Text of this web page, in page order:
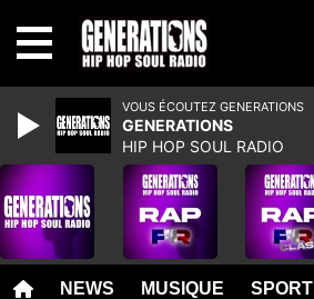
NEWS MUSIQUE SPORT
VOUS ÉCOUTEZ GENERATIONS
GENERATIONS
HIP HOP SOUL RADIO